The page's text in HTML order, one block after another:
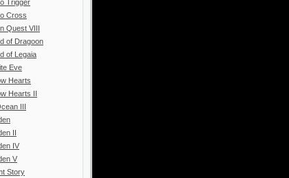
Trigger
Cross
Quest VIII
of Dragoon
of Legaia
Eve
Hearts
Hearts II
III
II
IV
V
Story